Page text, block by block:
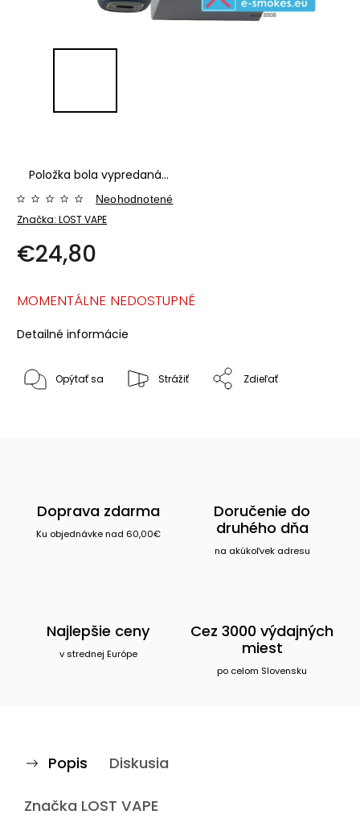
Položka bola vypredaná…
Značka: LOST VAPE
Neohodnotené
€24,80
MOMENTÁLNE NEDOSTUPNÉ
Detailné informácie
Opýtať sa Strážiť Zdieľať
Doprava zdarma
Ku objednávke nad 60,00€
Doručenie do
druhého dňa
na akúkoľvek adresu
Najlepšie ceny
v strednej Európe
Cez 3000 výdajných
miest
po celom Slovensku
Popis Diskusia
Značka LOST VAPE